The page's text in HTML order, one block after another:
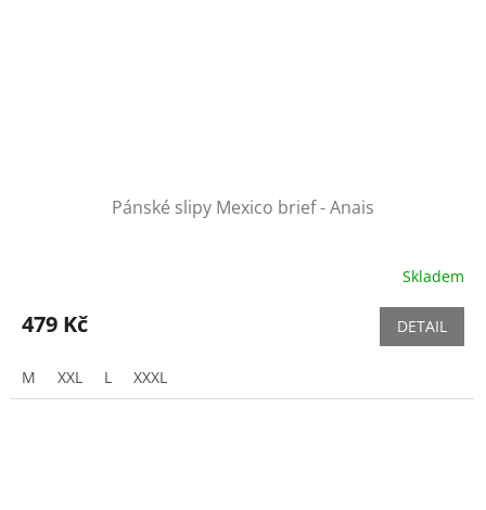
Pánské slipy Mexico brief - Anais
Skladem
479 Kč DETAIL
M XXL L XXXL